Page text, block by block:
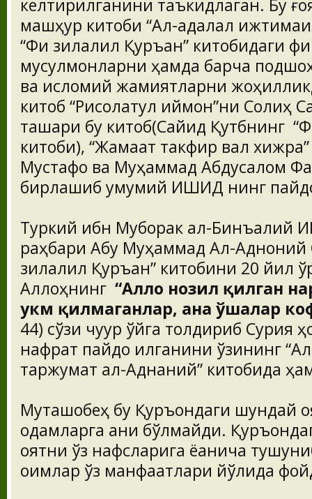
келтирилганини таъкидлаган. Бу
машҳур китоби “Ал-адалал
“Фи зилалил Қуръан” китобидаги
мусулмонларни ҳамда барча
ва исломий жамиятларни
китоб “Рисолатул иймон”ни Солиҳ
ташқари бу китоб(Сайид Қутбнинг
китоби), “Жамаат такфир вал
Мустафо ва Муҳаммад Абдусалом
бирлашиб умумий ИШИД нинг
Туркий ибн Муборак ал-Бинъалий
раҳбари Абу Муҳаммад Ал-
зилалил Қуръан” китобини 20 йил
Аллоҳнинг “Аллоҳ нозил қилган
ҳукм қилмаганлар, ана ўшалар
44) сўзи чуқур ўйга толдириб Сурия
нафрат пайдо қилганини ўзининг
таржумат ал-Аднаний” китобида
Муташобеҳ бу Қуръондаги шундай
одамларга аниқ бўлмайди.
оятни ўз нафсларига ёққанича
оқимлар ўз манфаатлари йўлида